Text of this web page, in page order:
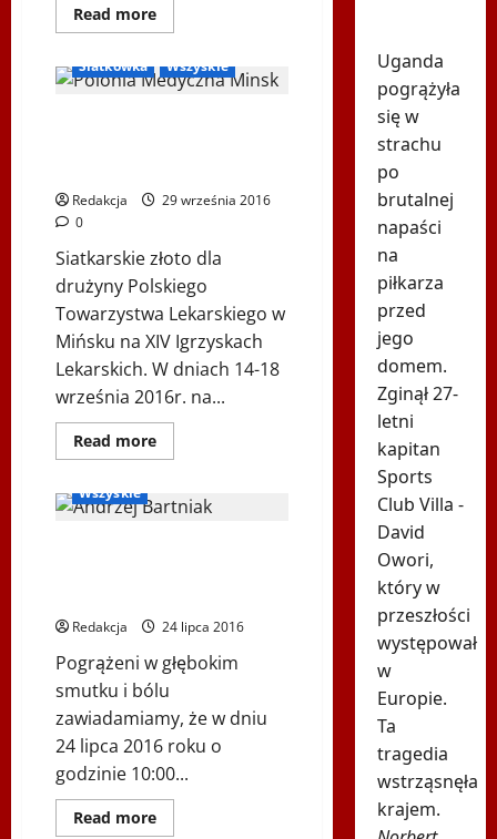
Read moreDowiedz
się
X
Maraton
Inne
Ogłoszenia
Siatkówka
Wszyskie
Redakcja
29 września 2016
0
Siatkarskie złoto dla
drużyny Polskiego
Towarzystwa Lekarskiego w
Mińsku na XIV Igrzyskach
Lekarskich. W dniach 14-18
września 2016r. na...
Read moreDowiedz
się
Siatkarskie
złoto
Mińsku
Inne
Ogłoszenia
Wszyskie
Redakcja 24 lipca 2016
Pogrążeni w głębokim
smutku i bólu
zawiadamiamy, że w dniu
24 lipca 2016 roku o
godzinie 10:00...
Read moreDowiedz
się
Uganda
pogrążyła
się w
strachu
po
brutalnej
napaści
na
piłkarza
przed
jego
domem.
Zginął 27-
letni
kapitan
Sports
Club Villa -
David
Owori,
który w
przeszłości
występował
w
Europie.
Ta
tragedia
wstrząsnęła
krajem.